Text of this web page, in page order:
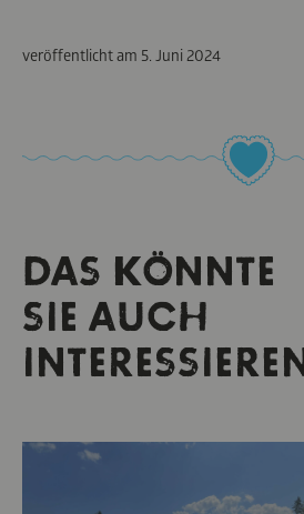
veröffentlicht am 5. Juni 2024
DAS KÖNNTE
SIE AUCH
INTERESSIEREN